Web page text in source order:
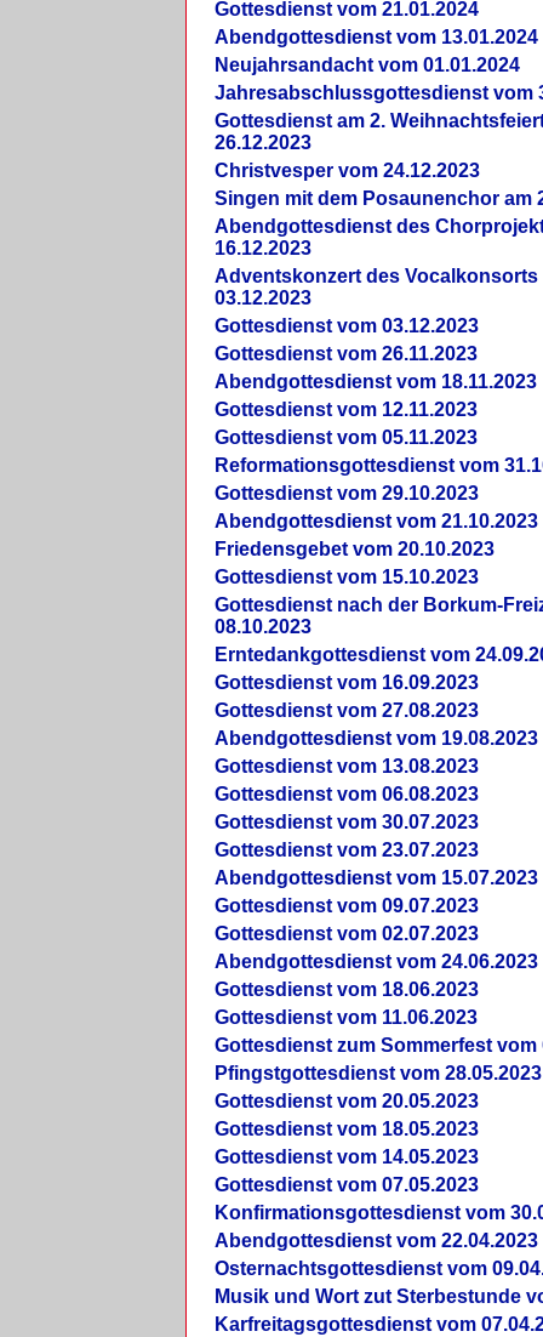
Gottesdienst vom 21.01.2024
Abendgottesdienst vom 13.01.2024
Neujahrsandacht vom 01.01.2024
Jahresabschlussgottesdienst vom
Gottesdienst am 2.
26.12.2023
Christvesper vom 24.12.2023
Singen mit dem Posaunenchor am
Abendgottesdienst des
16.12.2023
Adventskonzert des Vocalkonsorts
03.12.2023
Gottesdienst vom 03.12.2023
Gottesdienst vom 26.11.2023
Abendgottesdienst vom 18.11.2023
Gottesdienst vom 12.11.2023
Gottesdienst vom 05.11.2023
Reformationsgottesdienst vom
Gottesdienst vom 29.10.2023
Abendgottesdienst vom 21.10.2023
Friedensgebet vom 20.10.2023
Gottesdienst vom 15.10.2023
Gottesdienst nach der Borkum-
08.10.2023
Erntedankgottesdienst vom
Gottesdienst vom 16.09.2023
Gottesdienst vom 27.08.2023
Abendgottesdienst vom 19.08.2023
Gottesdienst vom 13.08.2023
Gottesdienst vom 06.08.2023
Gottesdienst vom 30.07.2023
Gottesdienst vom 23.07.2023
Abendgottesdienst vom 15.07.2023
Gottesdienst vom 09.07.2023
Gottesdienst vom 02.07.2023
Abendgottesdienst vom 24.06.2023
Gottesdienst vom 18.06.2023
Gottesdienst vom 11.06.2023
Gottesdienst zum Sommerfest vom
Pfingstgottesdienst vom 28.05.2023
Gottesdienst vom 20.05.2023
Gottesdienst vom 18.05.2023
Gottesdienst vom 14.05.2023
Gottesdienst vom 07.05.2023
Konfirmationsgottesdienst vom
Abendgottesdienst vom 22.04.2023
Osternachtsgottesdienst vom
Musik und Wort zut Sterbestunde
Karfreitagsgottesdienst vom